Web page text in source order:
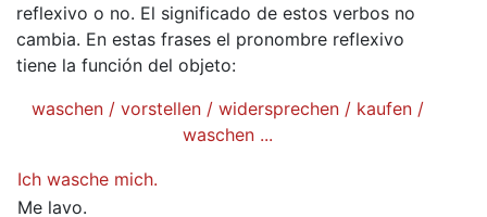
reflexivo o no. El significado de estos verbos no
cambia. En estas frases el pronombre reflexivo
tiene la función del objeto:
waschen / vorstellen / widersprechen / kaufen /
waschen ...
Ich wasche mich.
Me lavo.